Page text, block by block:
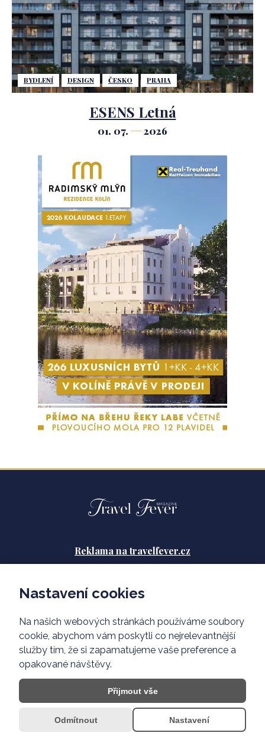
BYDLENÍ DESIGN ČESKO PRAHA
ESENS Letná
01. 07. 2026
Reklama na travelfever.cz
O nás
Nastavení cookies
Na našich webových stránkách používáme soubory
cookie, abychom vám poskytli co nejrelevantnější
služby tím, že si zapamatujeme vaše preference a
opakované návštěvy.
Přijmout vše
Odmítnout Nastavení